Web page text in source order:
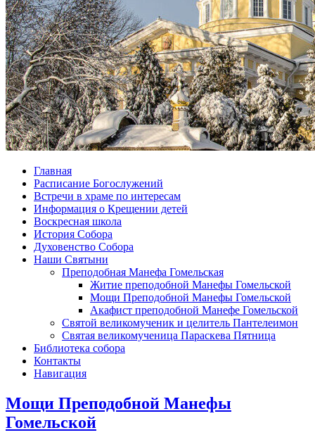
Главная
Расписание Богослужений
Встречи в храме по интересам
Информация о Крещении детей
Воскресная школа
История Собора
Духовенство Собора
Наши Святыни
Преподобная Манефа Гомельская
Житие преподобной Манефы Гомельской
Мощи Преподобной Манефы Гомельской
Акафист преподобной Манефе Гомельской
Святой великомученик и целитель Пантелеимон
Святая великомученица Параскева Пятница
Библиотека собора
Контакты
Навигация
Мощи Преподобной Манефы
Гомельской